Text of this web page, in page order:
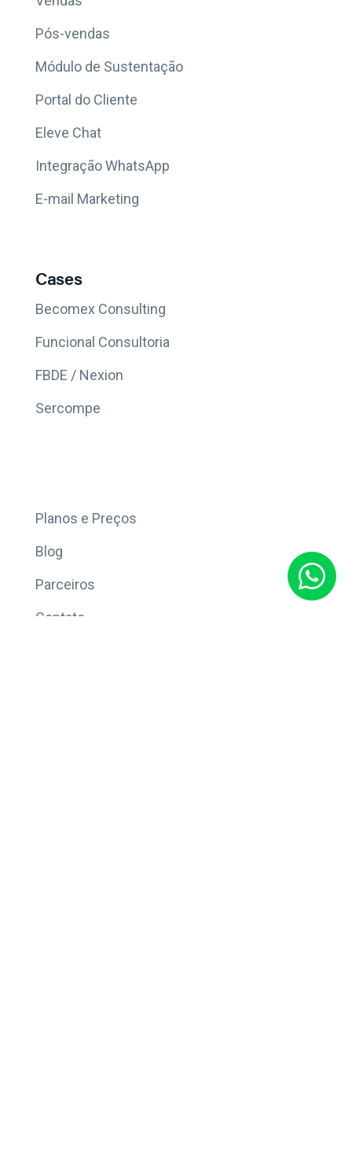
Pós-vendas
Módulo de Sustentação
Portal do Cliente
Eleve Chat
Integração WhatsApp
E-mail Marketing
Cases
Becomex Consulting
Funcional Consultoria
FBDE / Nexion
Sercompe
Planos e Preços
Blog
Parceiros
Contato